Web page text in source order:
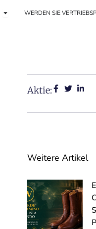
Öffnen Unsere Marken
WERDEN SIE
Aktie:
Weitere Artikel